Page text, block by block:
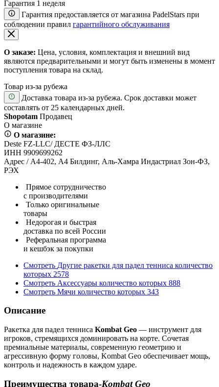
Гарантия 1 неделя
Гарантия предоставляется от магазина PadelStars при
соблюдении правил гарантийного обслуживания
О заказе: Цена, условия, комплектация и внешний вид
являются предварительными и могут быть изменены в момент
поступления товара на склад.
Товар из-за рубежа
Доставка товара из-за рубежа. Срок доставки может
составлять от 25 календарных дней.
Shopotam Продавец
О магазине
О магазине:
Deste FZ-LLC/ ДЕСТЕ ФЗ-ЛЛС
ИНН 9909699262
Адрес / А4-402, А4 Билдинг, Аль-Хамра Индастриал Зон-ФЗ,
РЭХ
Прямое сотрудничество
с производителями
Только оригинальные
товары
Недорогая и быстрая
доставка по всей России
Реферальная программа
и кешбэк за покупки
Смотреть Другие ракетки для падел тенниса количество
которых 2578
Смотреть Аксессуары количество которых 888
Смотреть Мячи количество которых 343
Описание
Ракетка для падел тенниса Kombat Geo — инструмент для
игроков, стремящихся доминировать на корте. Сочетая
премиальные материалы, современную геометрию и
агрессивную форму головы, Kombat Geo обеспечивает мощь,
контроль и надежность в каждом ударе.
Преимущества товара-Kombat Geo